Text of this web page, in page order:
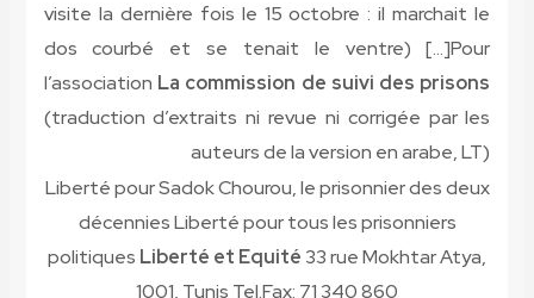
visite la dernière fois le 15 octobre : il marchait le
dos courbé et se tenait le ventre) […]Pour
l’association La commission de suivi des prisons
(traduction d’extraits ni revue ni corrigée par les
auteurs de la version en arabe, LT)
Liberté pour Sadok Chourou, le prisonnier des deux
décennies Liberté pour tous les prisonniers
politiques Liberté et Equité 33 rue Mokhtar Atya,
1001, Tunis Tel.Fax: 71 340 860